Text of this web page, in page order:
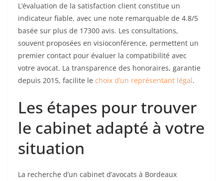
L’évaluation de la satisfaction client constitue un
indicateur fiable, avec une note remarquable de 4.8/5
basée sur plus de 17300 avis. Les consultations,
souvent proposées en visioconférence, permettent un
premier contact pour évaluer la compatibilité avec
votre avocat. La transparence des honoraires, garantie
depuis 2015, facilite le choix d’un représentant légal.
Les étapes pour trouver
le cabinet adapté à votre
situation
La recherche d’un cabinet d’avocats à Bordeaux